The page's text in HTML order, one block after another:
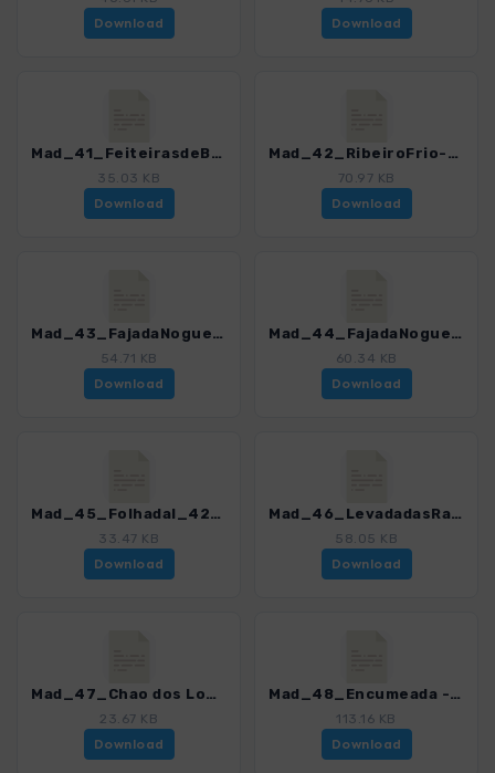
Download
Download
Mad_41_FeiteirasdeBaixo_4274_16.gpx
35.03 KB
Download
Mad_42_RibeiroFrio-Portela_4274_16.gpx
70.97 KB
Download
Mad_43_FajadaNogueira_4274_16.gpx
54.71 KB
Download
Mad_44_FajadaNogueira2_4274_16.gpx
60.34 KB
Download
Mad_45_Folhadal_4274_16.gpx
33.47 KB
Download
Mad_46_LevadadasRabaças_4274_16.gpx
58.05 KB
Download
Mad_47_Chao dos Louros_4274_16.gpx
23.67 KB
Download
Mad_48_Encumeada - Faja Escura_4274_16.gpx
113.16 KB
Download